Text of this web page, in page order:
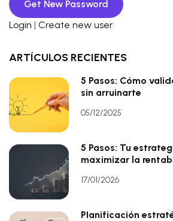
Login | Create new user
ARTÍCULOS RECIENTES
5 Pasos: Cómo
sin arruinarte
05/12/2025
5 Pasos: Tu
maximizar la
17/01/2026
Planificación